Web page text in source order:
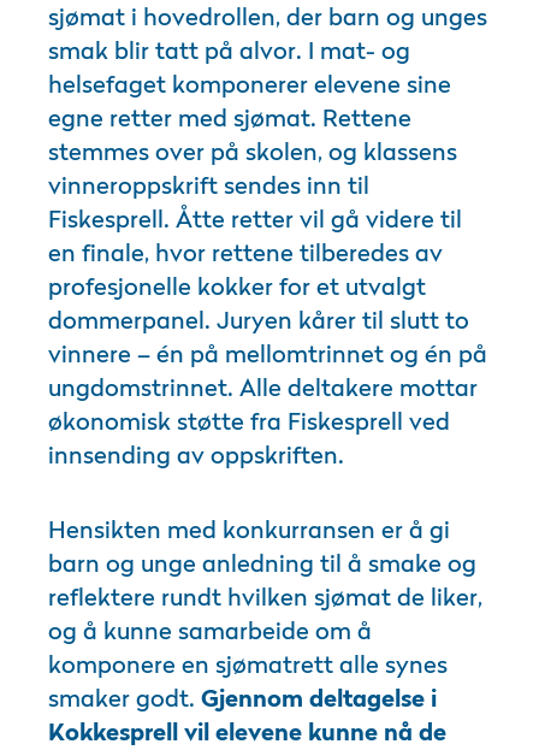
sjømat i hovedrollen, der barn og unges
smak blir tatt på alvor. I mat- og
helsefaget komponerer elevene sine
egne retter med sjømat. Rettene
stemmes over på skolen, og klassens
vinneroppskrift sendes inn til
Fiskesprell. Åtte retter vil gå videre til
en finale, hvor rettene tilberedes av
profesjonelle kokker for et utvalgt
dommerpanel. Juryen kårer til slutt to
vinnere – én på mellomtrinnet og én på
ungdomstrinnet. Alle deltakere mottar
økonomisk støtte fra Fiskesprell ved
innsending av oppskriften.
Hensikten med konkurransen er å gi
barn og unge anledning til å smake og
reflektere rundt hvilken sjømat de liker,
og å kunne samarbeide om å
komponere en sjømatrett alle synes
smaker godt. Gjennom deltagelse i
Kokkesprell vil elevene kunne nå de